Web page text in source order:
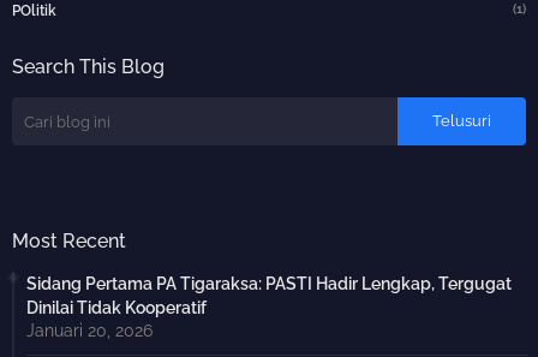
POlitik (1)
Search This Blog
Most Recent
Sidang Pertama PA Tigaraksa: PASTI Hadir Lengkap, Tergugat
Dinilai Tidak Kooperatif
Januari 20, 2026